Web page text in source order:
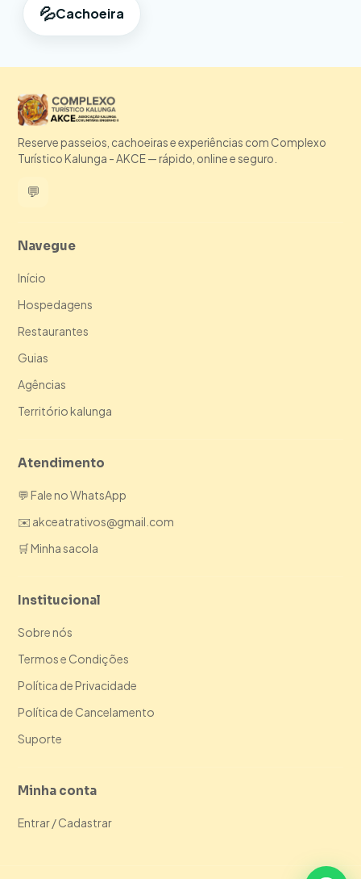
💦Cachoeira
Reserve passeios, cachoeiras e experiências com Complexo
Turístico Kalunga - AKCE — rápido, online e seguro.
💬
Navegue
Início
Hospedagens
Restaurantes
Guias
Agências
Território kalunga
Atendimento
💬 Fale no WhatsApp
✉️ akceatrativos@gmail.com
🛒 Minha sacola
Institucional
Sobre nós
Termos e Condições
Política de Privacidade
Política de Cancelamento
Suporte
Minha conta
Entrar / Cadastrar